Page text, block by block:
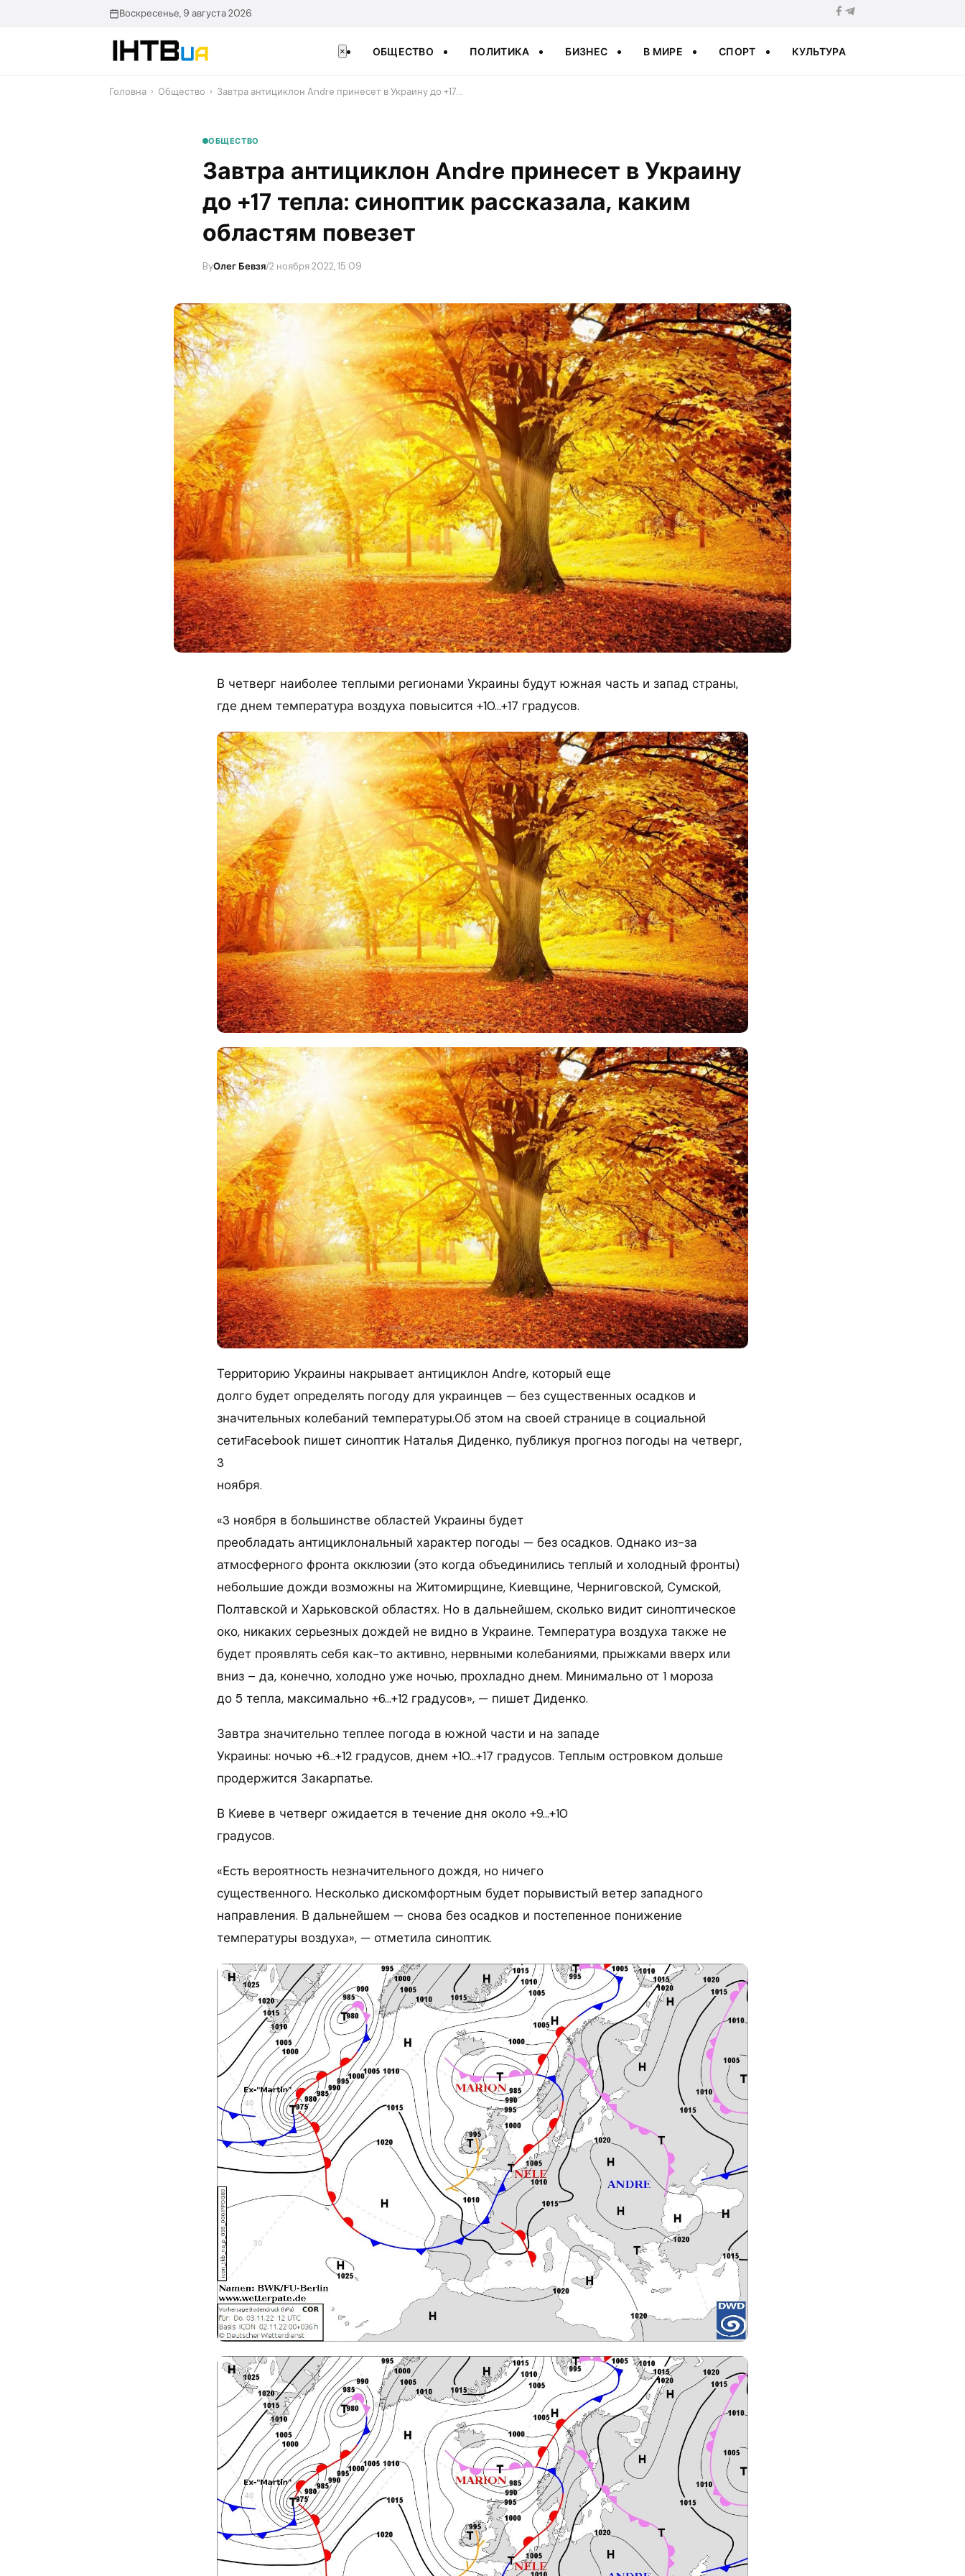
Воскресенье, 9 августа 2026
× ОБЩЕСТВО ПОЛИТИКА БИЗНЕС В МИРЕ СПОРТ КУЛЬТУРА
Головна › Общество › Завтра антициклон Andre принесет в Украину до +17…
ОБЩЕСТВО
Завтра антициклон Andre принесет в Украину
до +17 тепла: синоптик рассказала, каким
областям повезет
ByОлег Бевзя/2 ноября 2022, 15:09
В четверг наиболее теплыми регионами Украины будут южная часть и запад страны,
где днем температура воздуха повысится +10…+17 градусов.
Территорию Украины накрывает антициклон Andre, который еще
долго будет определять погоду для украинцев — без существенных осадков и
значительных колебаний температуры.Об этом на своей странице в социальной
сетиFacebook пишет синоптик Наталья Диденко, публикуя прогноз погоды на четверг,
3
ноября.
«3 ноября в большинстве областей Украины будет
преобладать антициклональный характер погоды — без осадков. Однако из-за
атмосферного фронта окклюзии (это когда объединились теплый и холодный фронты)
небольшие дожди возможны на Житомирщине, Киевщине, Черниговской, Сумской,
Полтавской и Харьковской областях. Но в дальнейшем, сколько видит синоптическое
око, никаких серьезных дождей не видно в Украине. Температура воздуха также не
будет проявлять себя как-то активно, нервными колебаниями, прыжками вверх или
вниз – да, конечно, холодно уже ночью, прохладно днем. Минимально от 1 мороза
до 5 тепла, максимально +6…+12 градусов», — пишет Диденко.
Завтра значительно теплее погода в южной части и на западе
Украины: ночью +6…+12 градусов, днем +10…+17 градусов. Теплым островком дольше
продержится Закарпатье.
В Киеве в четверг ожидается в течение дня около +9…+10
градусов.
«Есть вероятность незначительного дождя, но ничего
существенного. Несколько дискомфортным будет порывистый ветер западного
направления. В дальнейшем — снова без осадков и постепенное понижение
температуры воздуха», — отметила синоптик.